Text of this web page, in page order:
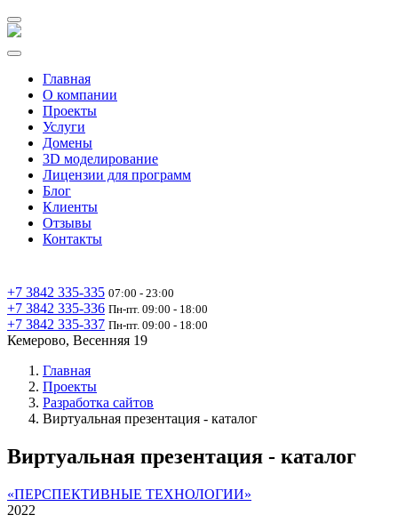
Главная
О компании
Проекты
Услуги
Домены
3D моделирование
Лицензии для программ
Блог
Клиенты
Отзывы
Контакты
+7 3842 335‑335 07:00 - 23:00
+7 3842 335‑336 Пн-пт. 09:00 - 18:00
+7 3842 335‑337 Пн-пт. 09:00 - 18:00
Кемерово, Весенняя 19
Главная
Проекты
Разработка сайтов
Виртуальная презентация - каталог
Виртуальная презентация - каталог
«ПЕРСПЕКТИВНЫЕ ТЕХНОЛОГИИ»
2022